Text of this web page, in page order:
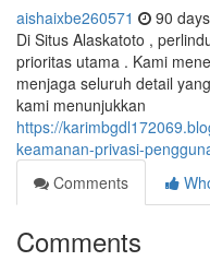
aishaixbe260571 90
Di Situs Alaskatoto ,
prioritas utama . Kami
menjaga seluruh detail
kami menunjukkan
https://
keamanan-privasi-
Comments
Comments